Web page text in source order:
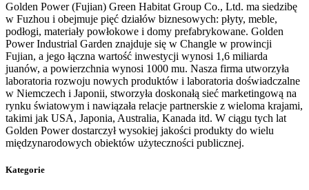
Golden Power (Fujian) Green Habitat Group Co., Ltd. ma siedzibę
w Fuzhou i obejmuje pięć działów biznesowych: płyty, meble,
podłogi, materiały powłokowe i domy prefabrykowane. Golden
Power Industrial Garden znajduje się w Changle w prowincji
Fujian, a jego łączna wartość inwestycji wynosi 1,6 miliarda
juanów, a powierzchnia wynosi 1000 mu. Nasza firma utworzyła
laboratoria rozwoju nowych produktów i laboratoria doświadczalne
w Niemczech i Japonii, stworzyła doskonałą sieć marketingową na
rynku światowym i nawiązała relacje partnerskie z wieloma krajami,
takimi jak USA, Japonia, Australia, Kanada itd. W ciągu tych lat
Golden Power dostarczył wysokiej jakości produkty do wielu
międzynarodowych obiektów użyteczności publicznej.
Kategorie